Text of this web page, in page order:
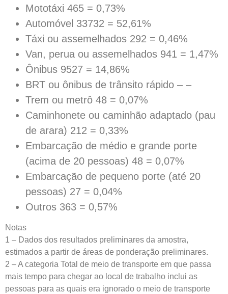
Mototáxi 465 = 0,73%
Automóvel 33732 = 52,61%
Táxi ou assemelhados 292 = 0,46%
Van, perua ou assemelhados 941 = 1,47%
Ônibus 9527 = 14,86%
BRT ou ônibus de trânsito rápido – –
Trem ou metrô 48 = 0,07%
Caminhonete ou caminhão adaptado (pau
de arara) 212 = 0,33%
Embarcação de médio e grande porte
(acima de 20 pessoas) 48 = 0,07%
Embarcação de pequeno porte (até 20
pessoas) 27 = 0,04%
Outros 363 = 0,57%
Notas
1 – Dados dos resultados preliminares da amostra,
estimados a partir de áreas de ponderação preliminares.
2 – A categoria Total de meio de transporte em que passa
mais tempo para chegar ao local de trabalho inclui as
pessoas para as quais era ignorado o meio de transporte